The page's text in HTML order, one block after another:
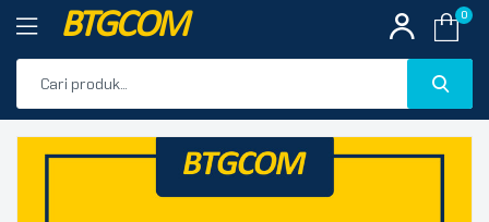
BTGCOM 0
PRODUK UNGGULAN
🔍